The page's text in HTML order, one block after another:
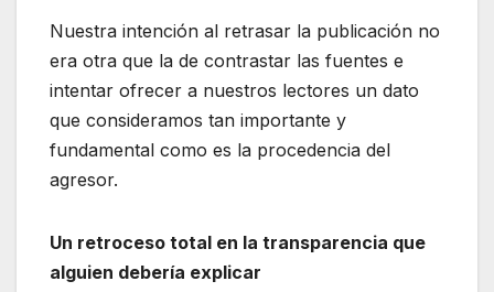
Nuestra intención al retrasar la publicación no
era otra que la de contrastar las fuentes e
intentar ofrecer a nuestros lectores un dato
que consideramos tan importante y
fundamental como es la procedencia del
agresor.
Un retroceso total en la transparencia que
alguien debería explicar